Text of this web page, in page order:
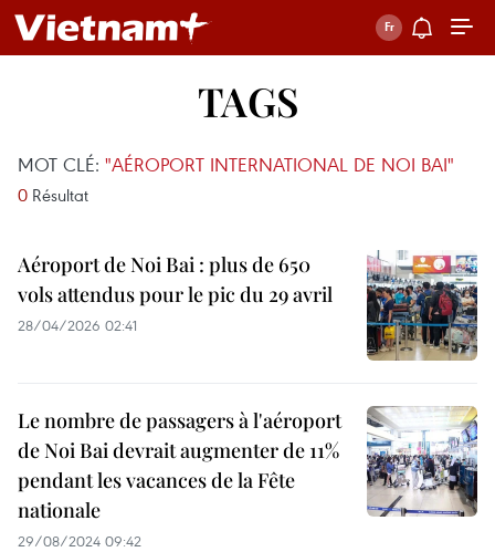
TAGS
MOT CLÉ: "AÉROPORT INTERNATIONAL DE NOI BAI"
0 Résultat
Aéroport de Noi Bai : plus de 650
vols attendus pour le pic du 29 avril
28/04/2026 02:41
Le nombre de passagers à l'aéroport
de Noi Bai devrait augmenter de 11%
pendant les vacances de la Fête
nationale
29/08/2024 09:42